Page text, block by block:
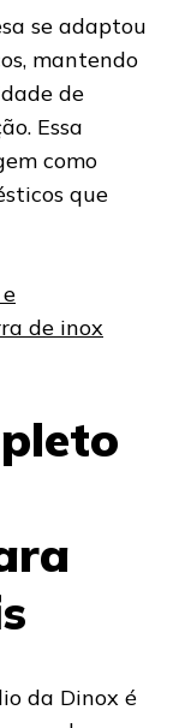
se adaptou
mantendo
de
Essa
como
que
de inox
da Dinox é